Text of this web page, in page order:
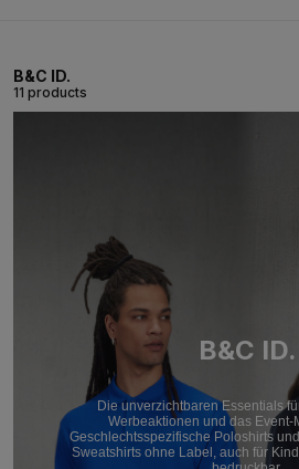
B&C ID.
11 products
B&C ID.
Die unverzichtbaren Essentials
Werbeaktionen und das Event-
Geschlechtsspezifische Poloshirts
Sweatshirts ohne Label, auch für